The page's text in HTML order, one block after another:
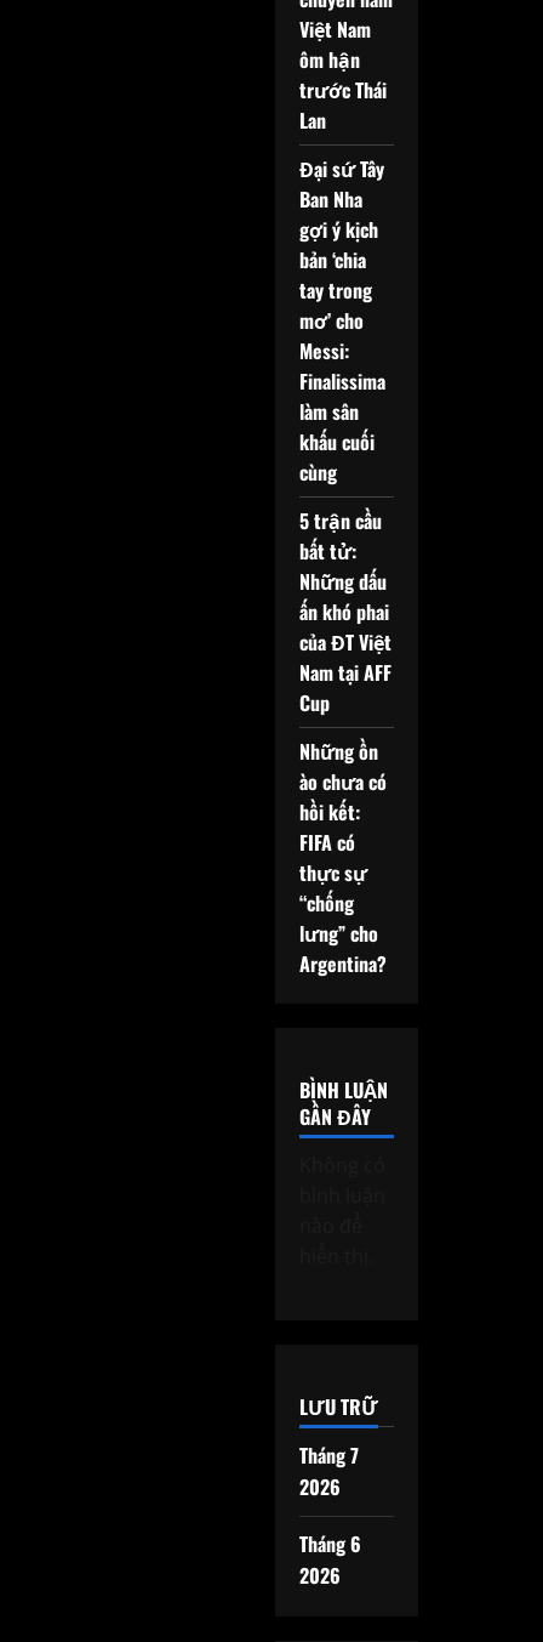
Việt Nam
ôm hận
trước Thái
Lan
Đại sứ Tây
Ban Nha
gợi ý kịch
bản ‘chia
tay trong
mơ’ cho
Messi:
Finalissima
làm sân
khấu cuối
cùng
5 trận cầu
bất tử:
Những dấu
ấn khó phai
của ĐT Việt
Nam tại AFF
Cup
Những ồn
ào chưa có
hồi kết:
FIFA có
thực sự
“chống
lưng” cho
Argentina?
BÌNH LUẬN
GẦN ĐÂY
LƯU TRỮ
Tháng 7
2026
Tháng 6
2026